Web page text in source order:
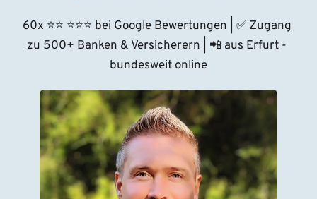
60x ⭐⭐ ⭐⭐⭐ bei Google Bewertungen | ✅ Zugang
zu 500+ Banken & Versicherern | 📲 aus Erfurt -
bundesweit online